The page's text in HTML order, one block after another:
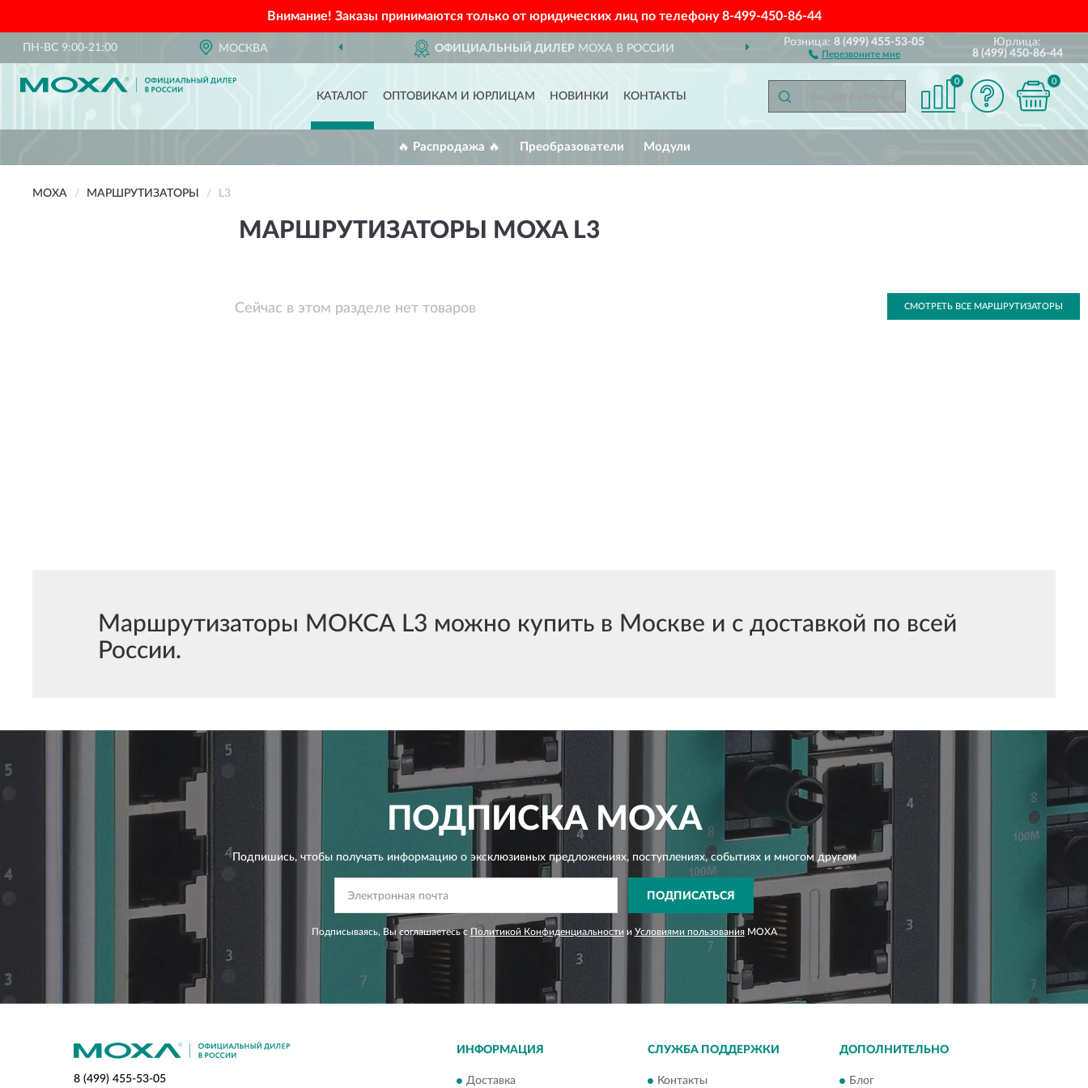
Внимание! Заказы принимаются только от юридических лиц по телефону8-499-450-86-44
ПН-ВС 9:00-21:00 МОСКВА ОФИЦИАЛЬНЫЙ ДИЛЕРMOXA В РОССИИ ДОСТАВИМ ПО ВСЕЙ РОССИИ
Розница:8 (499) 455-53-05
Перезвоните мне
Юрлица:
8 (499) 450-86-44
КАТАЛОГ ОПТОВИКАМ И ЮРЛИЦАМ НОВИНКИ КОНТАКТЫ
0 0
🔥 Распродажа 🔥 Преобразователи Модули
MOXA МАРШРУТИЗАТОРЫ L3
МАРШРУТИЗАТОРЫ MOXA L3
Сейчас в этом разделе нет товаров СМОТРЕТЬ ВСЕ МАРШРУТИЗАТОРЫ
Маршрутизаторы МОКСА L3 можно купить в Москве и с доставкой по всей
России.
ПОДПИСКАMOXA
Подпишись, чтобы получать информацию о эксклюзивных предложениях,поступлениях, событиях и многом другом
ПОДПИСАТЬСЯ
Подписываясь, Вы соглашаетесь с Политикой Конфиденциальности и Условиями пользованияMOXA
8 (499) 455-53-05
ИНФОРМАЦИЯ
Доставка
СЛУЖБА ПОДДЕРЖКИ
Контакты
ДОПОЛНИТЕЛЬНО
Блог